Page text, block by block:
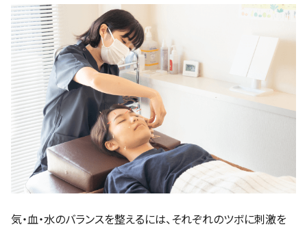
気・血・水のバランスを整えるには、それぞれのツボに刺激を